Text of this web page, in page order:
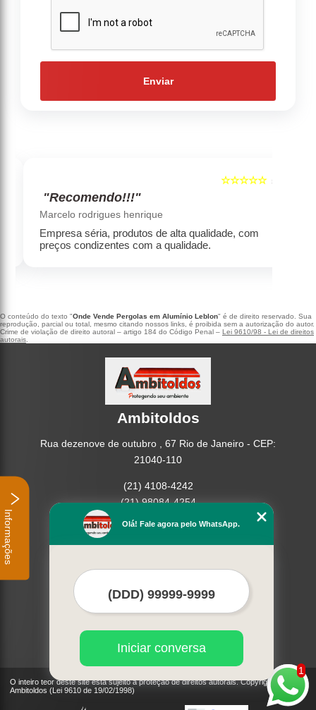
Enviar
5
☆☆☆☆☆
"Recomendo!!!"
Marcelo rodrigues henrique
Empresa séria, produtos de alta qualidade, com
preços condizentes com a qualidade.
O conteúdo do texto "Onde Vende Pergolas em Alumínio Leblon" é de direito reservado. Sua
reprodução, parcial ou total, mesmo citando nossos links, é proibida sem a autorização do autor.
Crime de violação de direito autoral – artigo 184 do Código Penal – Lei 9610/98 - Lei de direitos
autorais
Ambitoldos
Rua dezenove de outubro , 67 Rio de Janeiro - CEP:
21040-110
(21) 4108-4242
(21) 98084-4254
Home
Empresa
Contato
O inteiro teor deste site está sujeito à proteção de direitos autorais. Copyright©
Ambitoldos (Lei 9610 de 19/02/1998)
1
Olá! Fale agora pelo WhatsApp.
Iniciar conversa
Informações